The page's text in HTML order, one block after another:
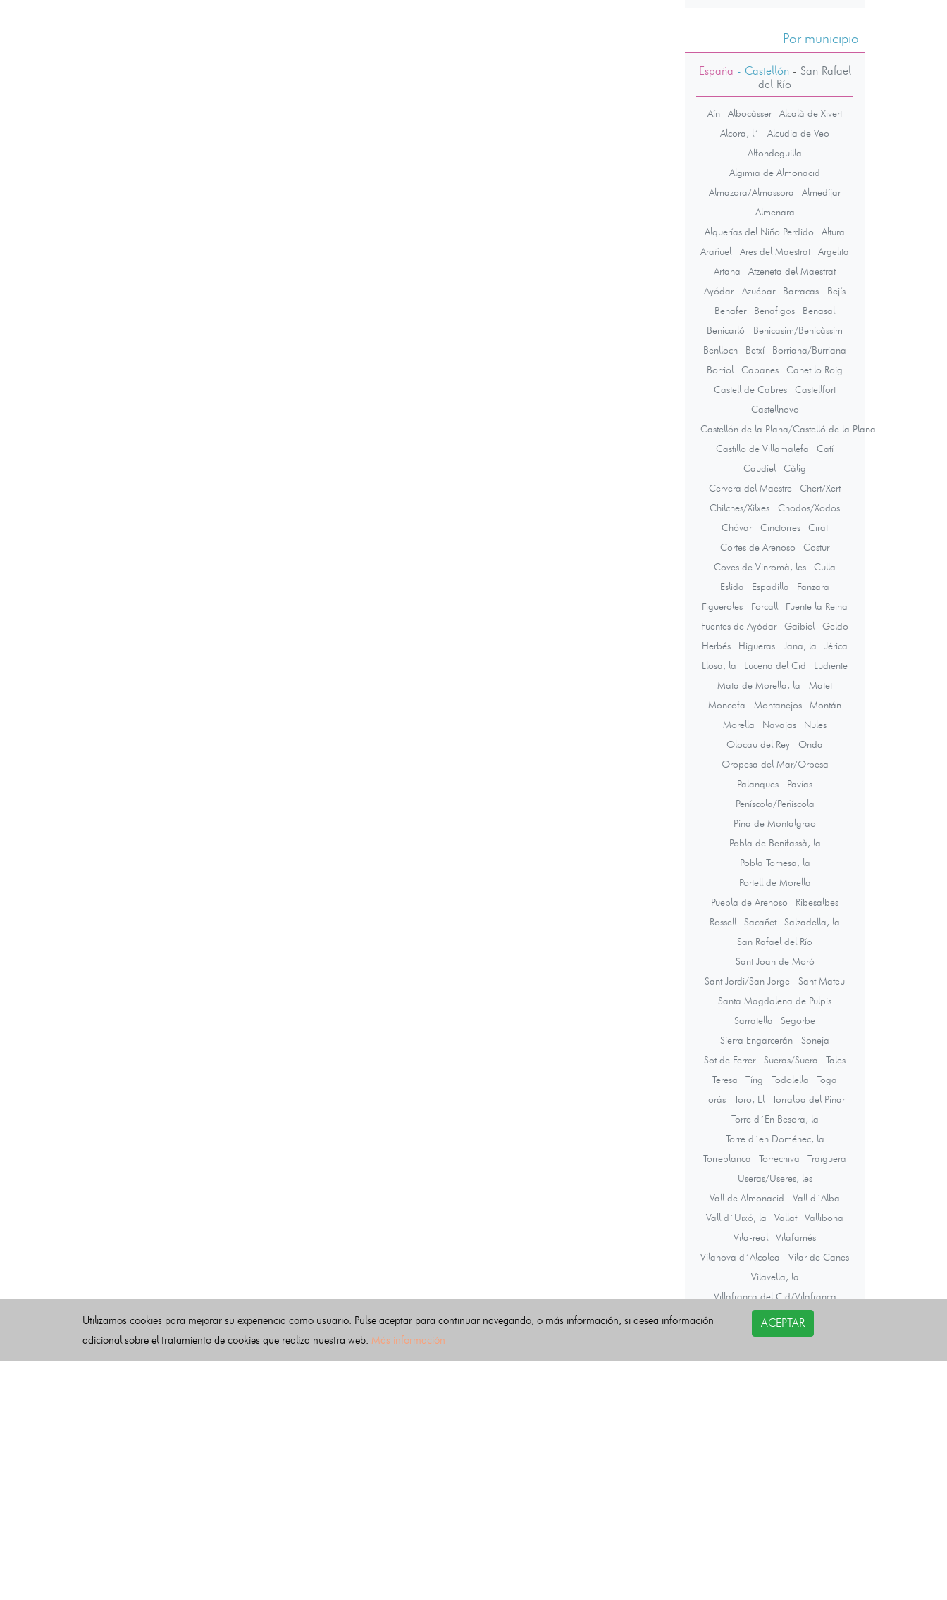
Por municipio
España - Castellón- San Rafael
del Río
Aín Albocàsser
Alcalà de Xivert
Alcora, l´
Alcudia de Veo
Alfondeguilla
Algimia de Almonacid
Almazora/Almassora
Almedíjar
Almenara
Alquerías del Niño Perdido
Altura
Arañuel
Ares del Maestrat
Argelita
Artana
Atzeneta del Maestrat
Ayódar
Azuébar Barracas
Bejís
Benafer
Benafigos
Benasal
Benicarló
Benicasim/Benicàssim
Benlloch
Betxí
Borriana/Burriana
Borriol
Cabanes
Canet lo Roig
Castell de Cabres
Castellfort
Castellnovo
Castellón de la Plana/Castelló de la Plana
Castillo de Villamalefa
Catí
Caudiel
Càlig
Cervera del Maestre
Chert/Xert
Chilches/Xilxes
Chodos/Xodos
Chóvar
Cinctorres
Cirat
Cortes de Arenoso
Costur
Coves de Vinromà, les
Culla
Eslida
Espadilla
Fanzara
Figueroles
Forcall
Fuente la Reina
Fuentes de Ayódar
Gaibiel
Geldo
Herbés
Higueras Jana, la
Jérica
Llosa, la
Lucena del Cid
Ludiente
Mata de Morella, la
Matet
Moncofa
Montanejos
Montán
Morella
Navajas
Nules
Olocau del Rey
Onda
Oropesa del Mar/Orpesa
Palanques
Pavías
Peníscola/Peñíscola
Pina de Montalgrao
Pobla de Benifassà, la
Pobla Tornesa, la
Portell de Morella
Puebla de Arenoso
Ribesalbes
Rossell
Sacañet
Salzadella, la
San Rafael del Río
Sant Joan de Moró
Sant Jordi/San Jorge
Sant Mateu
Santa Magdalena de Pulpis
Sarratella
Segorbe
Sierra Engarcerán
Soneja
Sot de Ferrer
Sueras/Suera
Tales
Teresa
Tírig Todolella
Toga
Torás
Toro, El
Torralba del Pinar
Torre d´En Besora, la
Torre d´en Doménec, la
Torreblanca
Torrechiva
Traiguera
Useras/Useres, les
Vall de Almonacid
Vall d´Alba
Vall d´Uixó, la
Vallat
Vallibona
Vila-real
Vilafamés
Vilanova d´Alcolea
Vilar de Canes
Vilavella, la
Villafranca del Cid/Vilafranca
Villahermosa del Río
Villamalur
Villanueva de Viver
Villores
Utilizamos cookies para mejorar su experiencia como usuario. Pulse aceptar para continuar navegando, o más información, si desea información
adicional sobre el tratamiento de cookies que realiza nuestra web. Más información
ACEPTAR